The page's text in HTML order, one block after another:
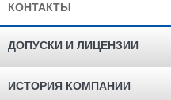
КОНТАКТЫ
ДОПУСКИ И ЛИЦЕНЗИИ
ИСТОРИЯ КОМПАНИИ